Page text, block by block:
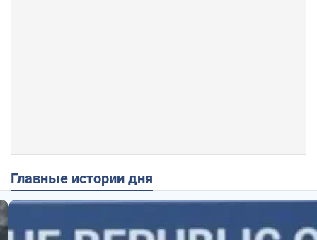
Главные истории дня